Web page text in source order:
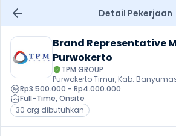
Detail Pekerjaan
Brand Representative
Purwokerto
TPM GROUP
Purwokerto Timur, Kab.
Rp3.500.000 - Rp4.000.000
Full-Time, Onsite
30 org dibutuhkan